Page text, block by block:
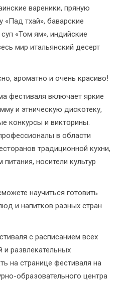
вареники, пряную
тхай», баварские
«Том ям», индийские
мир итальянский десерт
ароматно и очень красиво!
фестиваля включает яркие
и этническую дискотеку,
конкурсы и викторины.
в области
традиционной кухни,
носители культур
научиться готовить
и напитков разных стран
с расписанием всех
и развлекательных
на странице фестиваля на
образовательного центра